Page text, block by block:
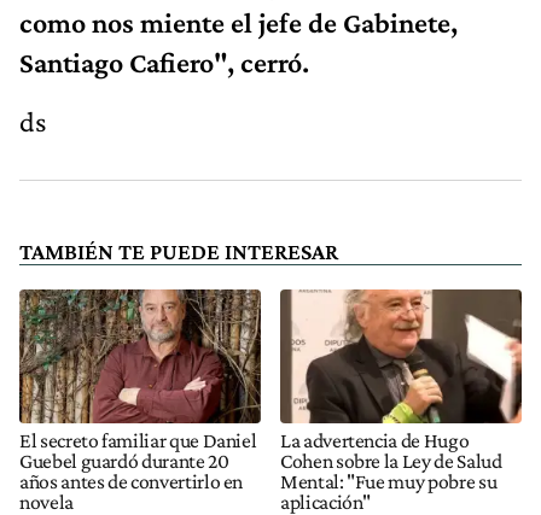
como nos miente el jefe de Gabinete,
Santiago Cafiero", cerró.
ds
TAMBIÉN TE PUEDE INTERESAR
El secreto familiar que Daniel
Guebel guardó durante 20
años antes de convertirlo en
novela
La advertencia de Hugo
Cohen sobre la Ley de Salud
Mental: "Fue muy pobre su
aplicación"